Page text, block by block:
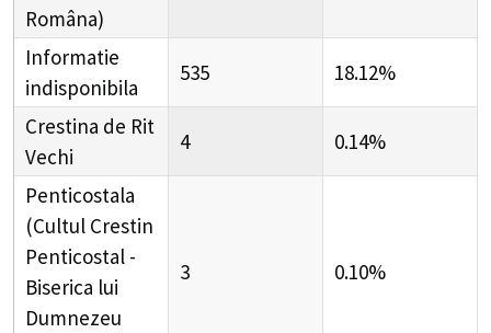
Româna)
Informatie
indisponibila
535 18.12%
Crestina de Rit
Vechi
4 0.14%
Penticostala
(Cultul Crestin
Penticostal -
Biserica lui
Dumnezeu
3 0.10%